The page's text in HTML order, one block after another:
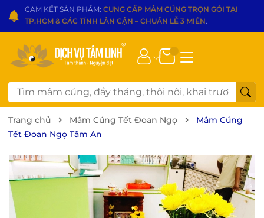
CAM KẾT SẢN PHẨM: CUNG CẤP MÂM CÚNG TRỌN GÓI TẠI
TP.HCM & CÁC TỈNH LÂN CẬN – CHUẨN LỄ 3 MIỀN.
Trang chủ Mâm Cúng Tết Đoan Ngọ
Mâm Cúng
Tết Đoan Ngọ Tâm An